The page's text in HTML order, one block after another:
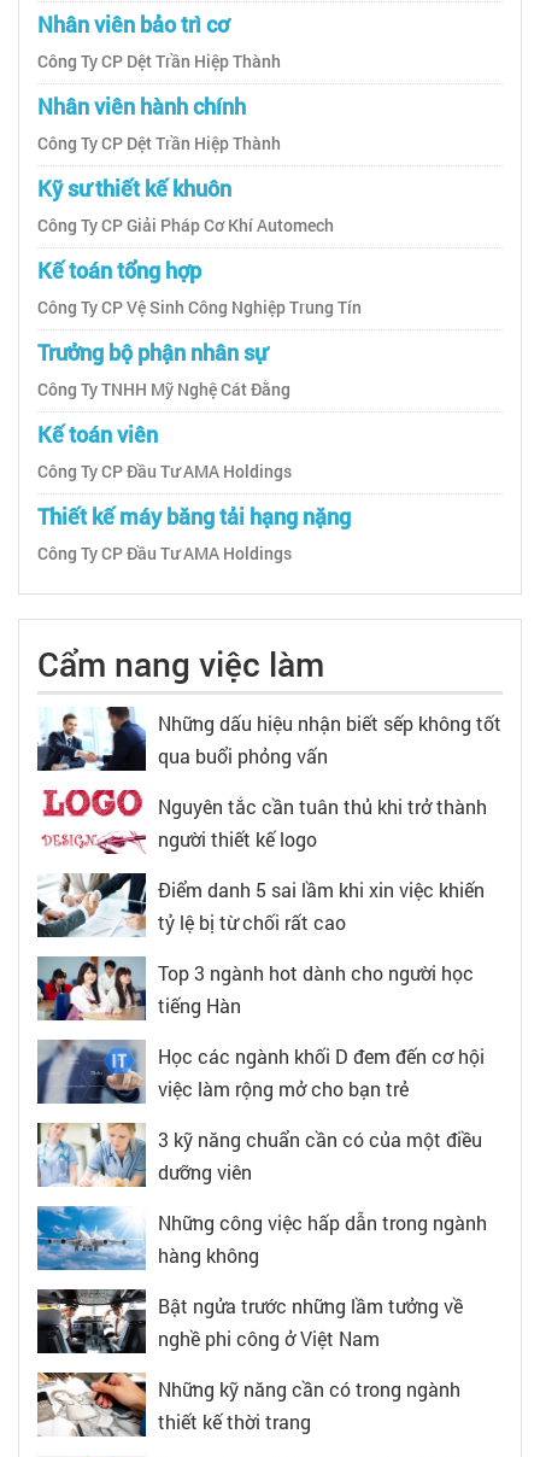
Nhân viên bảo trì cơ
Công Ty CP Dệt Trần Hiệp Thành
Nhân viên hành chính
Công Ty CP Dệt Trần Hiệp Thành
Kỹ sư thiết kế khuôn
Công Ty CP Giải Pháp Cơ Khí Automech
Kế toán tổng hợp
Công Ty CP Vệ Sinh Công Nghiệp Trung Tín
Trưởng bộ phận nhân sự
Công Ty TNHH Mỹ Nghệ Cát Đằng
Kế toán viên
Công Ty CP Đầu Tư AMA Holdings
Thiết kế máy băng tải hạng nặng
Công Ty CP Đầu Tư AMA Holdings
Cẩm nang việc làm
Những dấu hiệu nhận biết sếp không tốt
qua buổi phỏng vấn
Nguyên tắc cần tuân thủ khi trở thành
người thiết kế logo
Điểm danh 5 sai lầm khi xin việc khiến
tỷ lệ bị từ chối rất cao
Top 3 ngành hot dành cho người học
tiếng Hàn
Học các ngành khối D đem đến cơ hội
việc làm rộng mở cho bạn trẻ
3 kỹ năng chuẩn cần có của một điều
dưỡng viên
Những công việc hấp dẫn trong ngành
hàng không
Bật ngửa trước những lầm tưởng về
nghề phi công ở Việt Nam
Những kỹ năng cần có trong ngành
thiết kế thời trang